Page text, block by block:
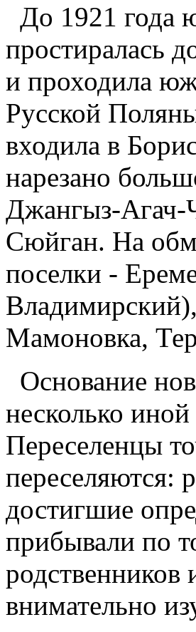
До 1921 года
проcтиралась
и проходила
Русcкой
входила в
нарезано
Джангыз-Агач-
Сюйган. На
поселки -
Мамоновка,
Основание
несколько
Переселенцы
переселяются:
достигшие
прибывали по
внимательно